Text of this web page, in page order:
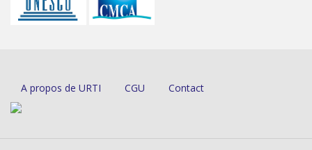
A propos de URTI CGU Contact